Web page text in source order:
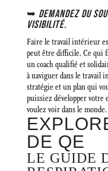
➥ DEMANDEZ DU
VISIBILITÉ.
Faire le travail intérieur
peut être difficile. Ce qui
un coach qualifié et
à naviguer dans le travail
stratégie et un plan qui
puissiez développer votre
voulez voir dans le monde.
DE QE
LE GUIDE